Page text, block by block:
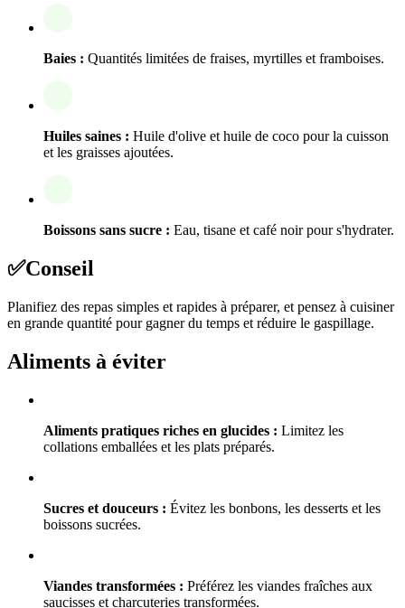
Baies : Quantités limitées de fraises, myrtilles et framboises.
Huiles saines : Huile d'olive et huile de coco pour la cuisson
et les graisses ajoutées.
Boissons sans sucre : Eau, tisane et café noir pour s'hydrater.
✅Conseil
Planifiez des repas simples et rapides à préparer, et pensez à cuisiner
en grande quantité pour gagner du temps et réduire le gaspillage.
Aliments à éviter
Aliments pratiques riches en glucides : Limitez les
collations emballées et les plats préparés.
Sucres et douceurs : Évitez les bonbons, les desserts et les
boissons sucrées.
Viandes transformées : Préférez les viandes fraîches aux
saucisses et charcuteries transformées.